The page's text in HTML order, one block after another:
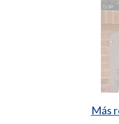
Más